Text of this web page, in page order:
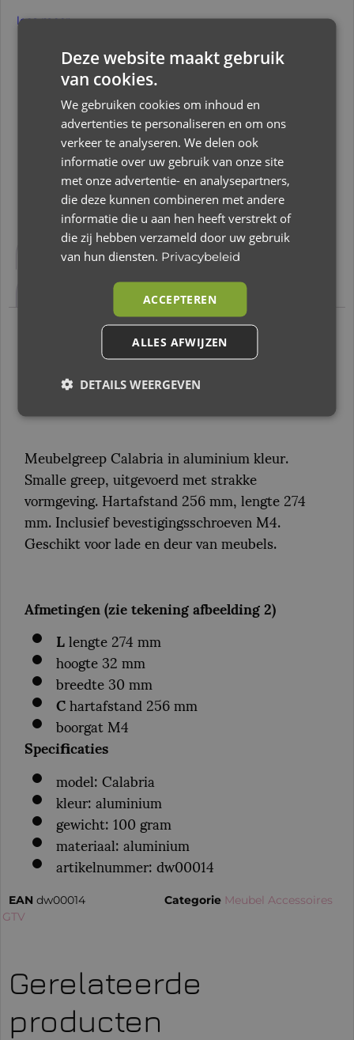
lees meer
7,95
Op voorraad
Toevoegen aan winkelwagen
Beschrijving
Aanvullende informatie
Beoordelingen (0)
Beschrijving
Handgreep Calabria aluminium 256 mm
Meubelgreep Calabria in aluminium kleur.
Smalle greep, uitgevoerd met strakke
vormgeving. Hartafstand 256 mm, lengte 274
mm. Inclusief bevestigingsschroeven M4.
Geschikt voor lade en deur van meubels.
Afmetingen (zie tekening afbeelding 2)
Llengte 274 mm
hoogte 32 mm
breedte 30 mm
Chartafstand 256 mm
boorgat M4
Specificaties
model: Calabria
kleur: aluminium
gewicht: 100 gram
materiaal: aluminium
artikelnummer: dw00014
EAN dw00014 Categorie Meubel Accessoires
GTV
Gerelateerde
producten
Deze website maakt gebruik
van cookies.
We gebruiken cookies om inhoud en
advertenties te personaliseren en om ons
verkeer te analyseren. We delen ook
informatie over uw gebruik van onze site
met onze advertentie- en analysepartners,
die deze kunnen combineren met andere
informatie die u aan hen heeft verstrekt of
die zij hebben verzameld door uw gebruik
van hun diensten. Privacybeleid
ACCEPTEREN
ALLES AFWIJZEN
DETAILS WEERGEVEN